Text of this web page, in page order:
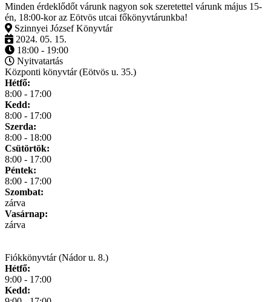
Minden érdeklődőt várunk nagyon sok szeretettel várunk május 15-
én, 18:00-kor az Eötvös utcai főkönyvtárunkba!
Szinnyei József Könyvtár
2024. 05. 15.
18:00 - 19:00
Nyitvatartás
Központi könyvtár (Eötvös u. 35.)
Hétfő:
8:00 - 17:00
Kedd:
8:00 - 17:00
Szerda:
8:00 - 18:00
Csütörtök:
8:00 - 17:00
Péntek:
8:00 - 17:00
Szombat:
zárva
Vasárnap:
zárva
Fiókkönyvtár (Nádor u. 8.)
Hétfő:
9:00 - 17:00
Kedd: